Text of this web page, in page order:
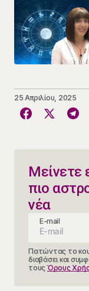
25 Απριλίου, 2025
Μείνετε
πιο
νέα
E-mail
Πατώντας το
διαβάσει και
τους Όρους